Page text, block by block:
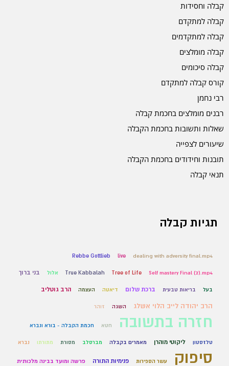
קבלה וחסידות
קבלה למתקדם
קבלה למתקדמים
קבלה מומלצים
קבלה סיכומים
קורס קבלה למתקדם
רבי נחמן
רבנים מומלצים בחכמת קבלה
שאלות ותשובות בחכמת הקבלה
שיעורים לצפייה
תובנות וחידודים בחכמת הקבלה
תנאי קבלה
תגיות קבלה
dealing with adversity final.mp4
live
Rebbe Gottlieb
Self mastery Final (2).mp4
Tree of Life
True Kabbalah אלול בני ברוך
בעל בריאות טבעית ברכת שלום דיאטה העצמה הרב גוטליב
הרב יהודה לייב הלוי אשלג השגה זוהר
חזרה בתשובה חטא חכמת הקבלה - בורא ונברא
טלזסטון ליקוטי מוהרן מאמרים בקבלה מברסלב מסורת מתורתו נברא
סיפוק עשר הספירות פנימיות התורה פרשה ומועד בבינה מלכותית